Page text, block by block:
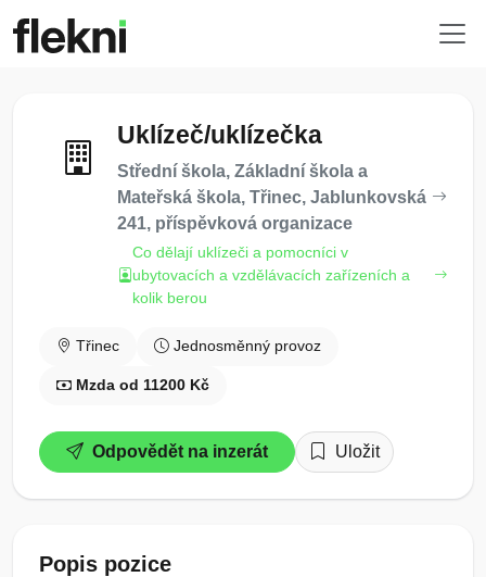
Uklízeč/uklízečka
Střední škola, Základní škola a
Mateřská škola, Třinec, Jablunkovská
241, příspěvková organizace
Co dělají uklízeči a pomocníci v
ubytovacích a vzdělávacích zařízeních a
kolik berou
Třinec Jednosměnný provoz
Mzda od 11200 Kč
Odpovědět na inzerát Uložit
Popis pozice